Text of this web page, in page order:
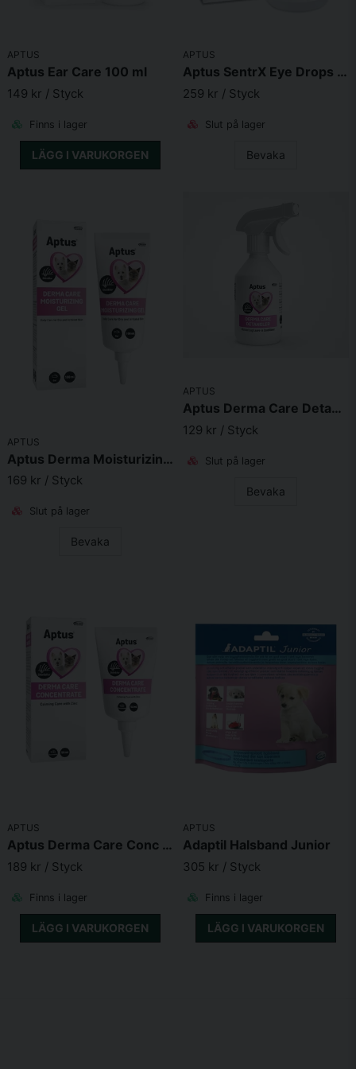
APTUS
Aptus Ear Care 100 ml
149 kr / Styck
Finns i lager
LÄGG I VARUKORGEN
APTUS
Aptus SentrX Eye Drops 10ml
259 kr / Styck
Slut på lager
Bevaka
APTUS
Aptus Derma Moisturizing Gel 100ml
169 kr / Styck
Slut på lager
Bevaka
APTUS
Aptus Derma Care Detangler 250ml
129 kr / Styck
Slut på lager
Bevaka
APTUS
Aptus Derma Care Conc 50ml
189 kr / Styck
Finns i lager
LÄGG I VARUKORGEN
APTUS
Adaptil Halsband Junior
305 kr / Styck
Finns i lager
LÄGG I VARUKORGEN